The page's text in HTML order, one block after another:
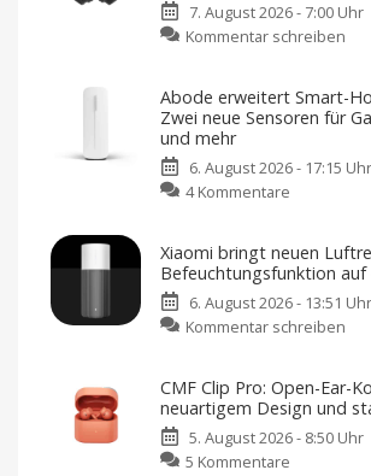
7. August 2026 - 7:00 Uhr
Kommentar schreiben
2.
ANC-
Euro
Abode erweitert Smart-
Zwei neue Sensoren für
und mehr
6. August 2026 - 17:15 Uhr
4 Kommentare
Smart-
Home-
Portfolio:
Zwei
für
Garagen,
Tore
Xiaomi bringt neuen
Befeuchtungsfunktion
6. August 2026 - 13:51 Uhr
Kommentar schreiben
mit
CMF Clip Pro: Open-Ear-
neuartigem Design und
5. August 2026 - 8:50 Uhr
5 Kommentare